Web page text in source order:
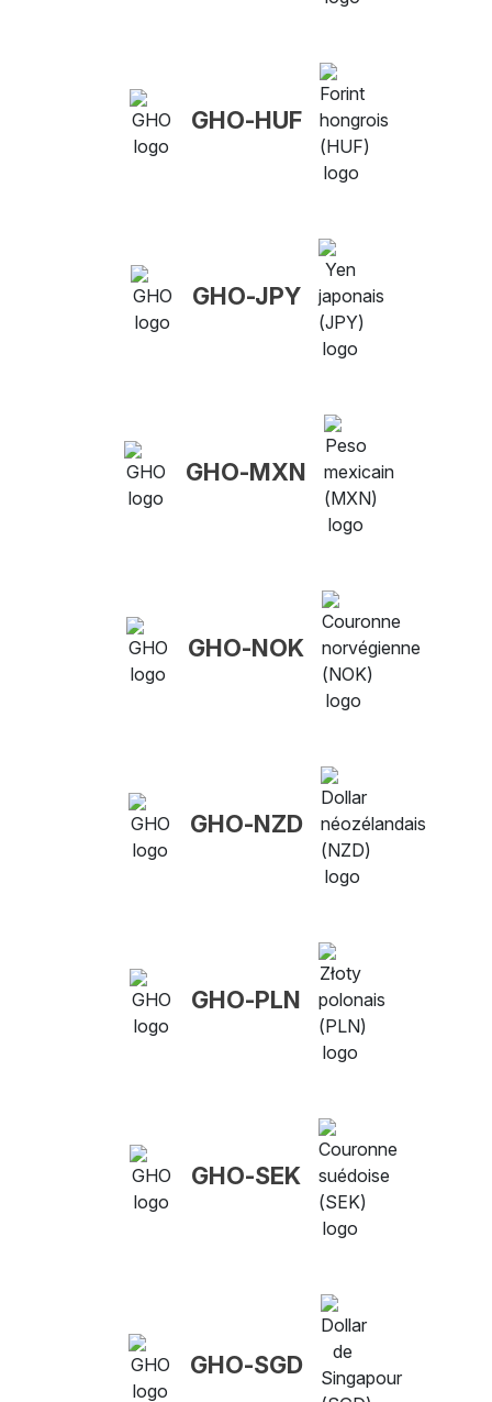
GHO-HUF
GHO-JPY
GHO-MXN
GHO-NOK
GHO-NZD
GHO-PLN
GHO-SEK
GHO-SGD